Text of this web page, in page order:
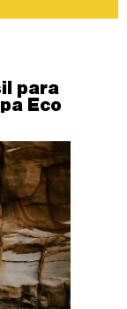
para
Eco